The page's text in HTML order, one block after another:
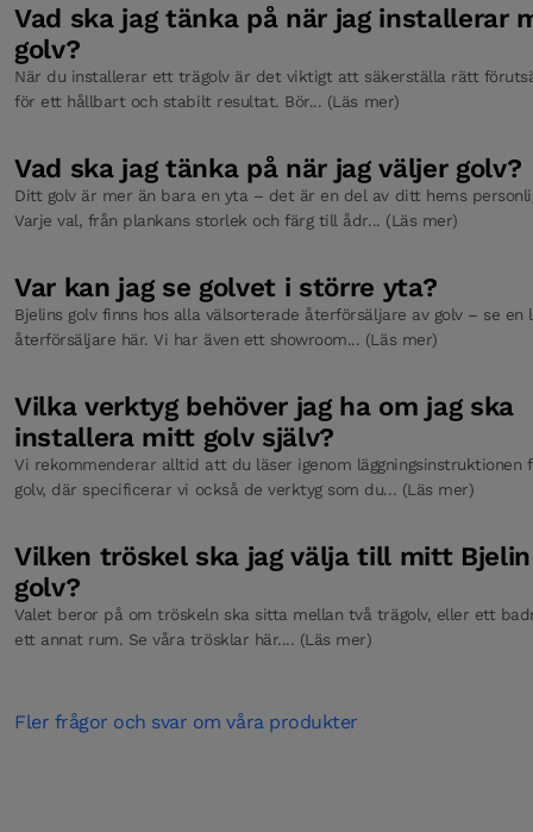
Vad ska jag tänka på när jag installerar
golv?
När du installerar ett trägolv är det viktigt att säkerställa rätt
för ett hållbart och stabilt resultat. Bör... (Läs mer)
Vad ska jag tänka på när jag väljer golv?
Ditt golv är mer än bara en yta – det är en del av ditt hems
Varje val, från plankans storlek och färg till ådr... (Läs mer)
Var kan jag se golvet i större yta?
Bjelins golv finns hos alla välsorterade återförsäljare av golv – se en
återförsäljare här. Vi har även ett showroom... (Läs mer)
Vilka verktyg behöver jag ha om jag ska
installera mitt golv själv?
Vi rekommenderar alltid att du läser igenom läggningsinstruktionen
golv, där specificerar vi också de verktyg som du... (Läs mer)
Vilken tröskel ska jag välja till mitt
golv?
Valet beror på om tröskeln ska sitta mellan två trägolv, eller ett
ett annat rum. Se våra trösklar här.... (Läs mer)
Fler frågor och svar om våra produkter